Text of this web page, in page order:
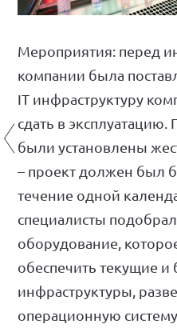
Мероприятия: перед
компании была
IT инфраструктуру
сдать в
были установлены
– проект должен был
течение одной
специалисты
оборудование,
обеспечить текущие
инфраструктуры,
операционную
КОМАНДА
НОВОСТИ
КОНТАКТЫ